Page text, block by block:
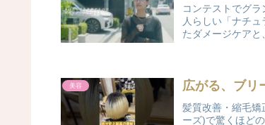
コンテストでグ
人らしい「ナチ
たダメージケアと
美容 広がる、ブリ
髪質改善・縮毛
ーズ)で驚くほど